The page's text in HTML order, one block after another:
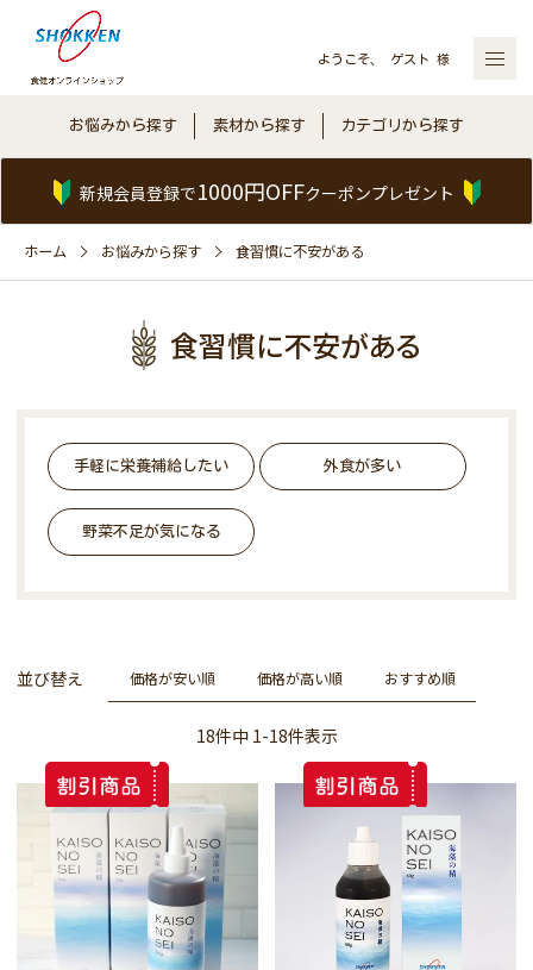
ようこそ、 ゲスト 様
お悩みから探す 素材から探す カテゴリから探す
新規会員登録で1000円OFFクーポンプレゼント
ホーム お悩みから探す 食習慣に不安がある
食習慣に不安がある
手軽に栄養補給したい 外食が多い
野菜不足が気になる
並び替え 価格が安い順 価格が高い順 おすすめ順
18件中 1-18件表示